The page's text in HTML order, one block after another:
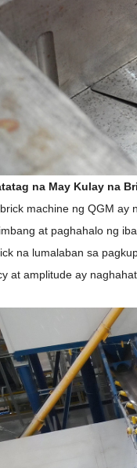
na May Kulay na
machine ng QGM ay
at paghahalo ng
na lumalaban sa
at amplitude ay